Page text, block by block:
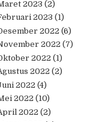
2023 (2)
2023 (1)
2022 (6)
2022 (7)
2022 (1)
2022 (2)
2022 (4)
2022 (10)
2022 (2)